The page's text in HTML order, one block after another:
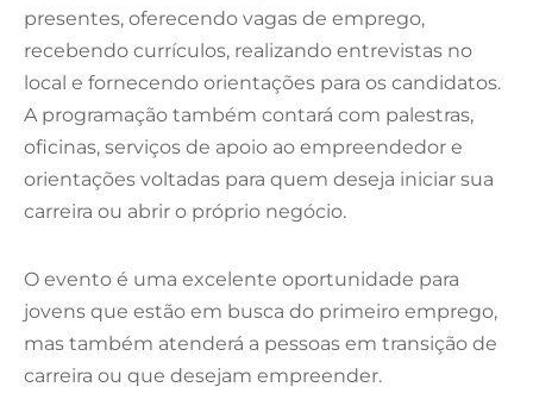
presentes, oferecendo vagas de emprego,
recebendo currículos, realizando entrevistas no
local e fornecendo orientações para os candidatos.
A programação também contará com palestras,
oficinas, serviços de apoio ao empreendedor e
orientações voltadas para quem deseja iniciar sua
carreira ou abrir o próprio negócio.
O evento é uma excelente oportunidade para
jovens que estão em busca do primeiro emprego,
mas também atenderá a pessoas em transição de
carreira ou que desejam empreender.